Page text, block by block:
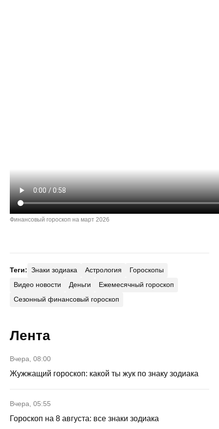
Финансовый гороскоп на март 2026
Теги: Знаки зодиака Астрология
Гороскопы
Видео новости
Деньги
Ежемесячный гороскоп
Сезонный финансовый гороскоп
Лента
Вчера, 08:00
Жужжащий гороскоп: какой ты жук по знаку зодиака
Вчера, 05:55
Гороскоп на 8 августа: все знаки зодиака